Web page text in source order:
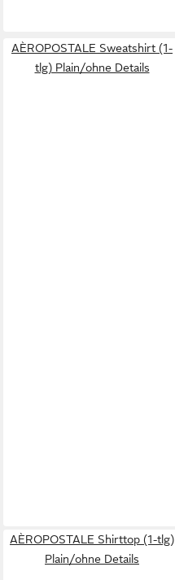
AÈROPOSTALE Sweatshirt (1-
tlg) Plain/ohne Details
AÈROPOSTALE Shirttop (1-tlg)
Plain/ohne Details